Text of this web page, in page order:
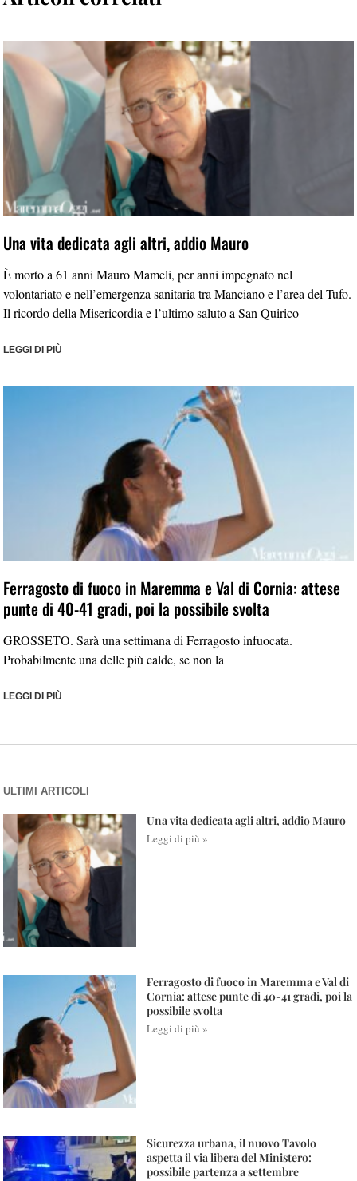
Una vita dedicata agli altri, addio Mauro
È morto a 61 anni Mauro Mameli, per anni impegnato nel
volontariato e nell’emergenza sanitaria tra Manciano e l’area del Tufo.
Il ricordo della Misericordia e l’ultimo saluto a San Quirico
LEGGI DI PIÙ
Ferragosto di fuoco in Maremma e Val di Cornia: attese
punte di 40-41 gradi, poi la possibile svolta
GROSSETO. Sarà una settimana di Ferragosto infuocata.
Probabilmente una delle più calde, se non la
LEGGI DI PIÙ
ULTIMI ARTICOLI
Una vita dedicata agli altri, addio Mauro
Leggi di più »
Ferragosto di fuoco in Maremma e Val di
Cornia: attese punte di 40-41 gradi, poi la
possibile svolta
Leggi di più »
Sicurezza urbana, il nuovo Tavolo
aspetta il via libera del Ministero:
possibile partenza a settembre